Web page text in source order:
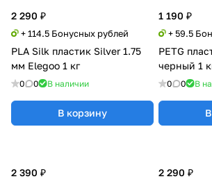
2 290 ₽
+ 114.5 Бонусных рублей
PLA Silk пластик Silver 1.75
мм Elegoo 1 кг
0 0 В наличии
В корзину
1 190 ₽
+ 59.5
PETG
черный 1
0 0 В
2 390 ₽ 2 290 ₽